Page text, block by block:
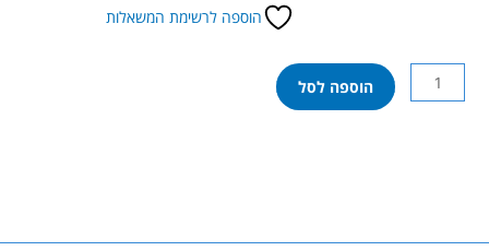
הוספה לרשימת המשאלות
כמות
של
הוספה לסל